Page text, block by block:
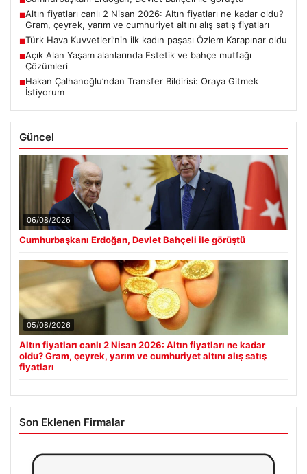
■Altın fiyatları canlı 2 Nisan 2026: Altın fiyatları ne kadar oldu?
Gram, çeyrek, yarım ve cumhuriyet altını alış satış fiyatları
■Türk Hava Kuvvetleri’nin ilk kadın paşası Özlem Karapınar oldu
■Açık Alan Yaşam alanlarında Estetik ve bahçe mutfağı
Çözümleri
■Hakan Çalhanoğlu’ndan Transfer Bildirisi: Oraya Gitmek
İstiyorum
Güncel
06/08/2026
Cumhurbaşkanı Erdoğan, Devlet Bahçeli ile görüştü
05/08/2026
Altın fiyatları canlı 2 Nisan 2026: Altın fiyatları ne kadar
oldu? Gram, çeyrek, yarım ve cumhuriyet altını alış satış
fiyatları
Son Eklenen Firmalar